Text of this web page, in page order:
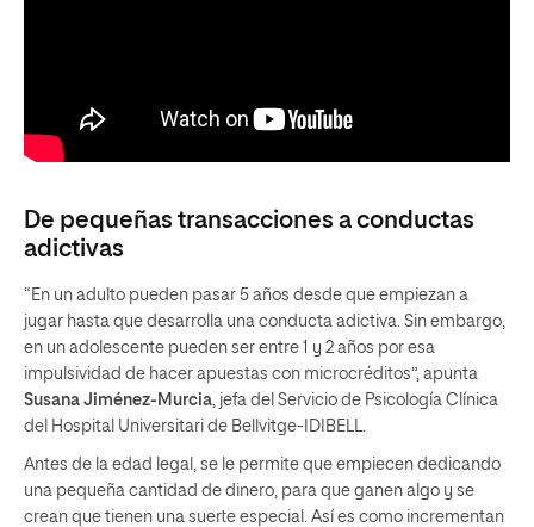
De pequeñas transacciones a conductas
adictivas
“En un adulto pueden pasar 5 años desde que empiezan a
jugar hasta que desarrolla una conducta adictiva. Sin embargo,
en un adolescente pueden ser entre 1 y 2 años por esa
impulsividad de hacer apuestas con microcréditos”, apunta
Susana Jiménez-Murcia, jefa del Servicio de Psicología Clínica
del Hospital Universitari de Bellvitge-IDIBELL.
Antes de la edad legal, se le permite que empiecen dedicando
una pequeña cantidad de dinero, para que ganen algo y se
crean que tienen una suerte especial. Así es como incrementan